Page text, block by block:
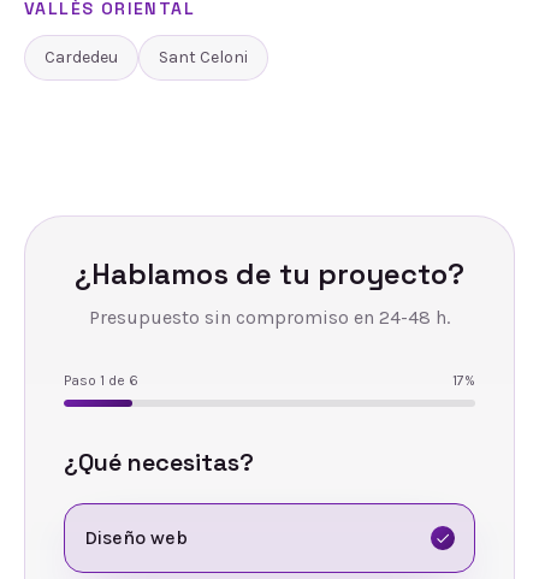
VALLÈS ORIENTAL
Cardedeu Sant Celoni
¿Hablamos de tu proyecto?
Presupuesto sin compromiso en 24-48 h.
Paso 1 de 6 17%
¿Qué necesitas?
Diseño web